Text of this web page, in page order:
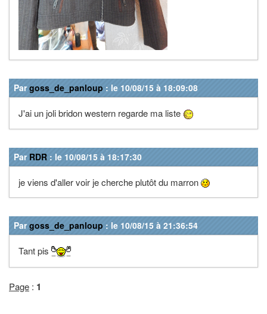
Pargoss_de_panloup : le 10/08/15 à 18:09:08
J'ai un joli bridon western regarde ma liste
Par RDR : le 10/08/15 à 18:17:30
je viens d'aller voir je cherche plutôt du marron
Pargoss_de_panloup : le 10/08/15 à 21:36:54
Tant pis
Page : 1